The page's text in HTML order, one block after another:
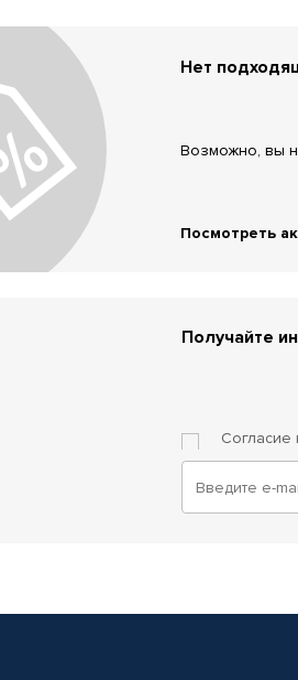
Нет
Возможно, вы
Посмотреть
Получайте
Согласие